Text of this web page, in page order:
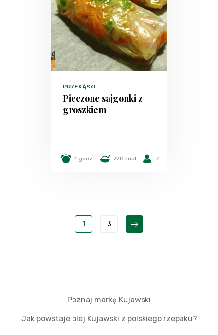
PRZEKĄSKI
Pieczone sajgonki z
groszkiem
1 godz. 720 kcal 7
1 3
Poznaj markę Kujawski
Jak powstaje olej Kujawski z polskiego rzepaku?